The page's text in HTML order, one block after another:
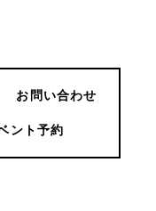
お問い合わせ
ント予約